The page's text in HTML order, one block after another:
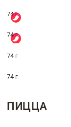
74 г
74 г
74 г
74 г
ПИЦЦА